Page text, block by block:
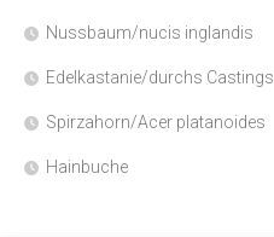
Nussbaum/nucis inglandis
Edelkastanie/durchs Castings
Spirzahorn/Acer platanoides
Hainbuche